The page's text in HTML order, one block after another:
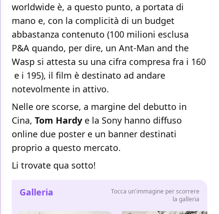
worldwide è, a questo punto, a portata di
mano e, con la complicità di un budget
abbastanza contenuto (100 milioni esclusa
P&A quando, per dire, un Ant-Man and the
Wasp si attesta su una cifra compresa fra i 160
e i 195), il film è destinato ad andare
notevolmente in attivo.
Nelle ore scorse, a margine del debutto in
Cina, Tom Hardy e la Sony hanno diffuso
online due poster e un banner destinati
proprio a questo mercato.
Li trovate qua sotto!
Galleria
Tocca un'immagine per scorrere
la galleria